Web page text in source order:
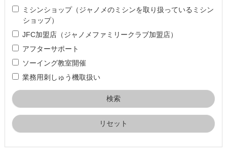
ミシンショップ（ジャノメのミシンを取り扱っているミシン
ショップ）
JFC加盟店（ジャノメファミリークラブ加盟店）
アフターサポート
ソーイング教室開催
業務用刺しゅう機取扱い
リセット